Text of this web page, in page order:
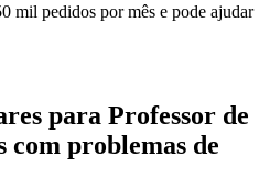
mil pedidos por mês e pode ajudar
para Professor de
problemas de